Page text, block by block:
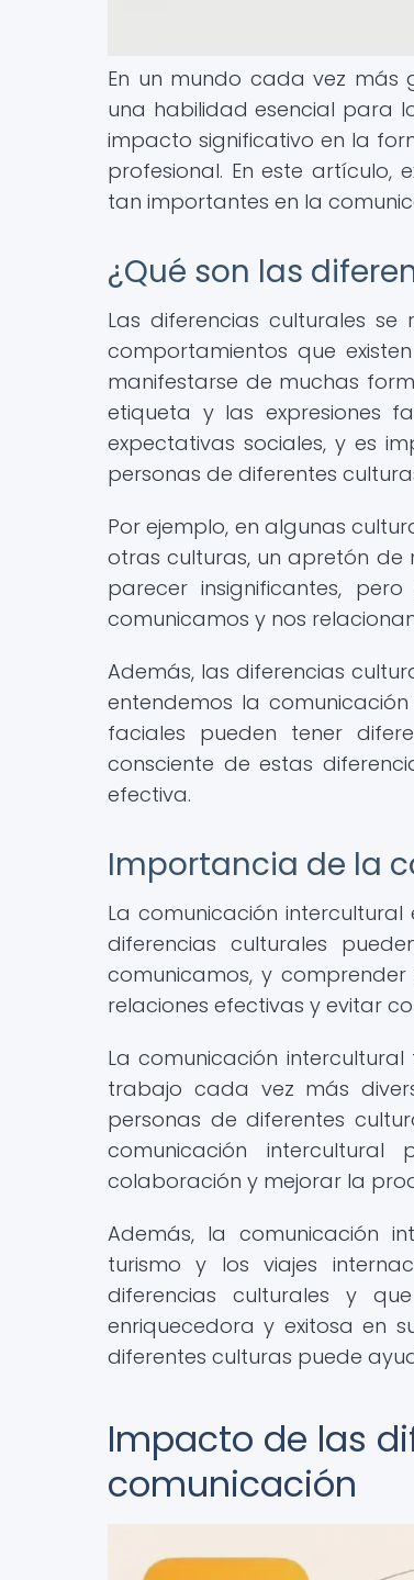
En un mundo cada vez más
una habilidad esencial para
impacto significativo en la
profesional. En este artículo,
tan importantes en la
¿Qué son las
Las diferencias culturales
comportamientos que
manifestarse de muchas
etiqueta y las expresiones
expectativas sociales, y es
personas de diferentes
Por ejemplo, en algunas
otras culturas, un apretón de
parecer insignificantes,
comunicamos y nos
Además, las diferencias
entendemos la
faciales pueden tener
consciente de estas
efectiva.
Importancia de la
La comunicación
diferencias culturales
comunicamos, y
relaciones efectivas y evitar
La comunicación
trabajo cada vez más
personas de diferentes
comunicación
colaboración y mejorar la
Además, la comunicación
turismo y los viajes
diferencias culturales y
enriquecedora y exitosa en
diferentes culturas puede
Impacto de las
comunicación